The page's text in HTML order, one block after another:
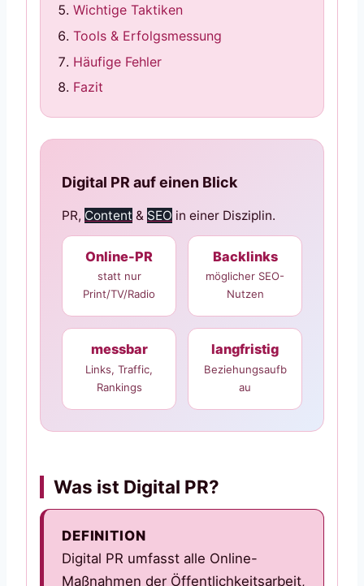
Wichtige Taktiken
Tools & Erfolgsmessung
Häufige Fehler
Fazit
Digital PR auf einen Blick
PR, Content & SEO in einer Disziplin.
Online-PR
statt nur
Print/TV/Radio
Backlinks
möglicher SEO-
Nutzen
messbar
Links, Traffic,
Rankings
langfristig
Beziehungsaufb
au
Was ist Digital PR?
DEFINITION
Digital PR umfasst alle Online-
Maßnahmen der Öffentlichkeitsarbeit,